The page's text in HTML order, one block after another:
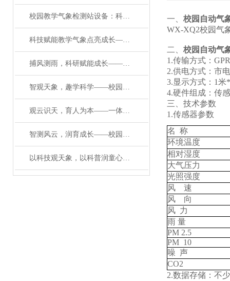
校园教学气象检测站设备：科技赋能气象，深耕实践育人
科技赋能教学气象点亮成长—教学自动气象观测站，打造无围墙的科学实验室
捕风测雨，科研赋能成长——科研级校园气象检测设备核心解析#2026已更新
智观天象，趣学科学——校园教学自动气象观测站打造科普新场景
观云识天，育人为本——一体化校园教学气象观测站的育人价值
智测风云，润育成长——校园环境一体化气象站赋能科学教育
以科技观天象，以科普润童心——校园自动气象观测站赋能成长
一、 校园自动气
WX-XQ2校园气
二、 校园自动气
1.传输方式：
2.供电方式：市
3.显示方式：1米
4.硬件组成：传
三、技术参数
1.传感器参数
名 称
环境温度
相对湿度
大气压力
光照强度
风 速
风 向
风 力
雨 量
PM 2.5
PM 10
噪 声
CO2
2.数据存储：不